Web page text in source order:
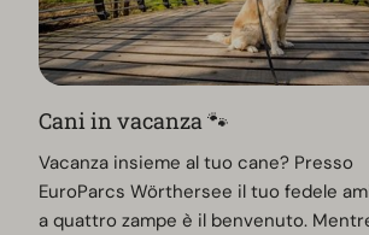
Cani in vacanza 🐾
Vacanza insieme al tuo cane? Presso
EuroParcs Wörthersee il tuo fedele
a quattro zampe è il benvenuto.